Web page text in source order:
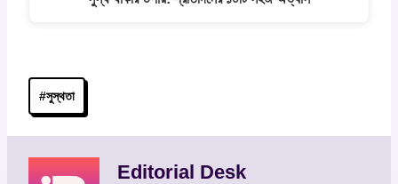
Post
Tags:
#সুস্থতা
Editorial Desk